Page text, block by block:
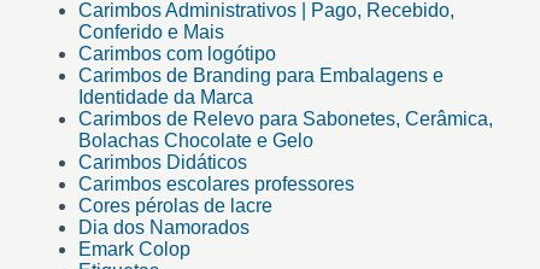
Carimbos Administrativos | Pago, Recebido,
Conferido e Mais
Carimbos com logótipo
Carimbos de Branding para Embalagens e
Identidade da Marca
Carimbos de Relevo para Sabonetes, Cerâmica,
Bolachas Chocolate e Gelo
Carimbos Didáticos
Carimbos escolares professores
Cores pérolas de lacre
Dia dos Namorados
Emark Colop